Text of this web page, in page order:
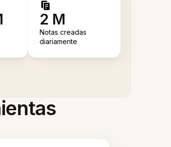
2 M
Notas creadas
diariamente